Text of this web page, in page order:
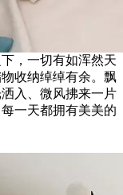
，一切有如浑然天
收纳绰绰有余。飘
入、微风拂来一片
一天都拥有美美的